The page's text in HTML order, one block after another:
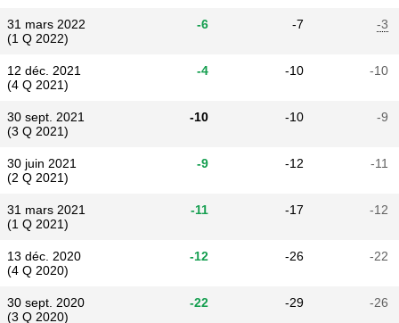
31 mars 2022
(1 Q 2022)
-6 -7 -3
12 déc. 2021
(4 Q 2021)
-4 -10 -10
30 sept. 2021
(3 Q 2021)
-10 -10 -9
30 juin 2021
(2 Q 2021)
-9 -12 -11
31 mars 2021
(1 Q 2021)
-11 -17 -12
13 déc. 2020
(4 Q 2020)
-12 -26 -22
30 sept. 2020
(3 Q 2020)
-22 -29 -26